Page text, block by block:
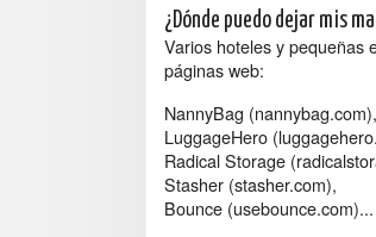
¿Dónde puedo dejar mis
Varios hoteles y pequeñas
páginas web:
NannyBag (nannybag.com),
LuggageHero
Radical Storage
Stasher (stasher.com),
Bounce (usebounce.com)...